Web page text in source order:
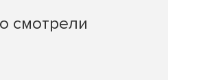
смотрели